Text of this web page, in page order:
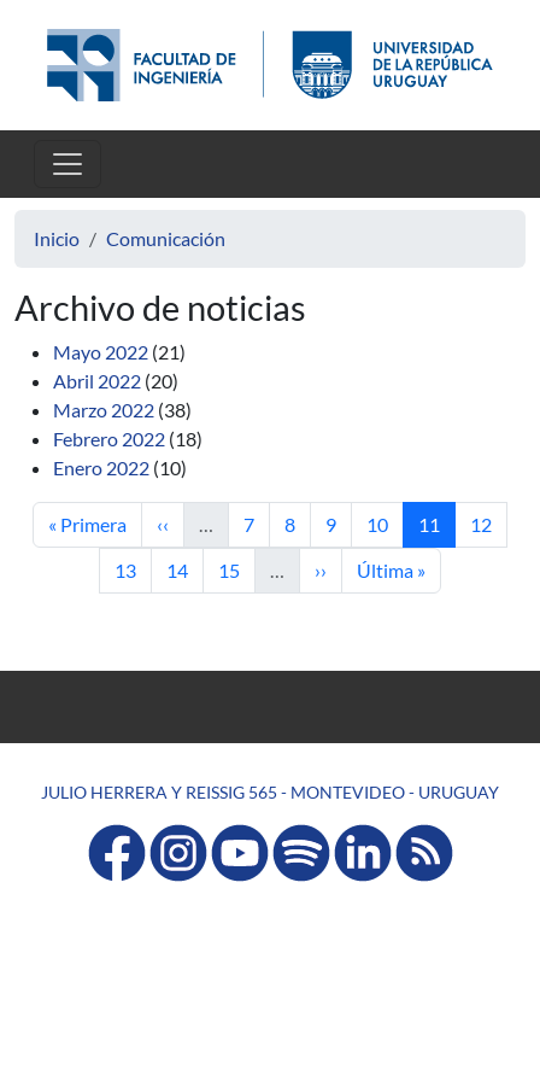
Inicio Comunicación
Archivo de noticias
Mayo 2022 (21)
Abril 2022 (20)
Marzo 2022 (38)
Febrero 2022 (18)
Enero 2022 (10)
Primera página
« Primera Página anterior
‹‹ … Página
7 Página
8 Página
9 Página
10 Página actual
11 Página
12
Página
13 Página
14 Página
15 … Siguiente página
›› Última página
Última »
JULIO HERRERA Y REISSIG 565 - MONTEVIDEO - URUGUAY